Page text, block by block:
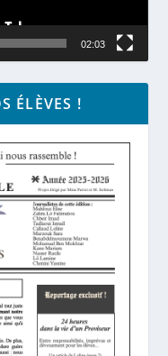
02:03
ÉLÈVES !